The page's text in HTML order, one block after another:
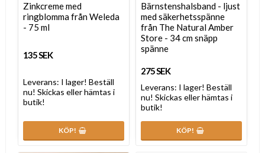
Zinkcreme med
ringblomma från Weleda
- 75 ml
135 SEK
Leverans: I lager! Beställ
nu! Skickas eller hämtas i
butik!
KÖP!
Bärnstenshalsband - ljust
med säkerhetsspänne
från The Natural Amber
Store - 34 cm snäpp
spänne
275 SEK
Leverans: I lager! Beställ
nu! Skickas eller hämtas i
butik!
KÖP!